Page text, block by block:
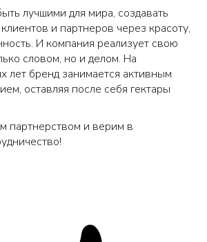
лучшими для мира, создавать
и партнеров через красоту,
И компания реализует свою
словом, но и делом. На
лет бренд занимается активным
оставляя после себя гектары
партнерством и верим в